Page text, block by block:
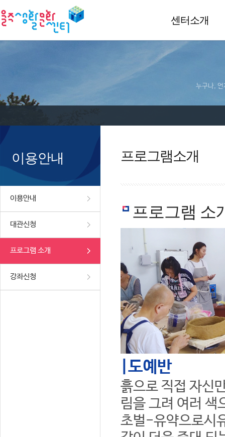
센터소개
누구나, 언
이용안내
이용안내
대관신청
프로그램 소개
강좌신청
프로그램소개
프로그램 소
|도예반
흙으로 직접 자신
림을 그려 여러 색
초벌-유약으로시